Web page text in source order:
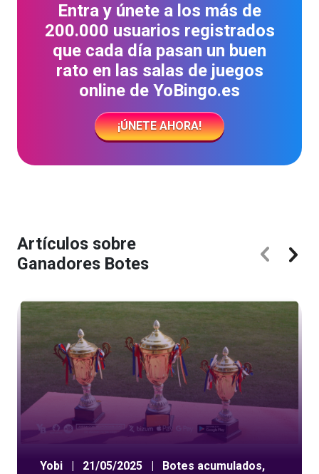
Entra y únete a los más de
200.000 usuarios registrados
que cada día pasan un buen
rato en las salas de juegos
online de YoBingo.es
¡ÚNETE AHORA!
Artículos sobre
Ganadores Botes
Yobi 21/05/2025 Botes acumulados,